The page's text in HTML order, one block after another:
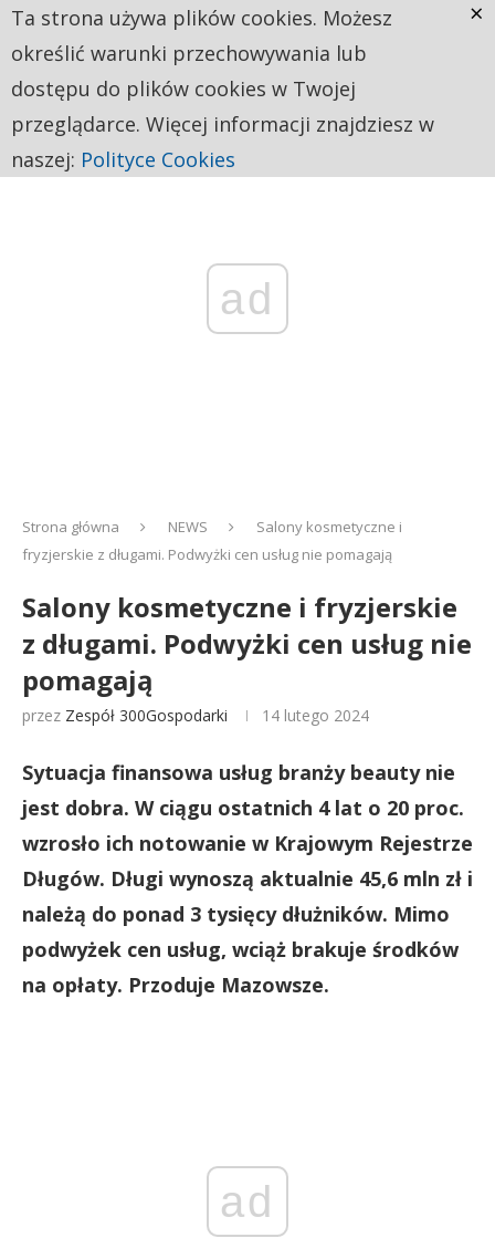
ad
Strona główna NEWS
Salony kosmetyczne i
fryzjerskie z długami. Podwyżki cen usług nie pomagają
Salony kosmetyczne i fryzjerskie
z długami. Podwyżki cen usług nie
pomagają
przez Zespół 300Gospodarki 14 lutego 2024
Sytuacja finansowa usług branży beauty nie
jest dobra. W ciągu ostatnich 4 lat o 20 proc.
wzrosło ich notowanie w Krajowym Rejestrze
Długów. Długi wynoszą aktualnie 45,6 mln zł i
należą do ponad 3 tysięcy dłużników. Mimo
podwyżek cen usług, wciąż brakuje środków
na opłaty. Przoduje Mazowsze.
ad
Ta strona używa plików cookies. Możesz
określić warunki przechowywania lub
dostępu do plików cookies w Twojej
przeglądarce. Więcej informacji znajdziesz w
naszej: Polityce Cookies
×